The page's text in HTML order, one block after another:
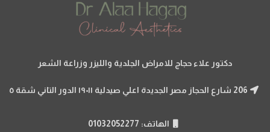
دكتور علاء حجاج للامراض الجلدية والليزر وزراعة الشعر
الهاتف: 01032052277